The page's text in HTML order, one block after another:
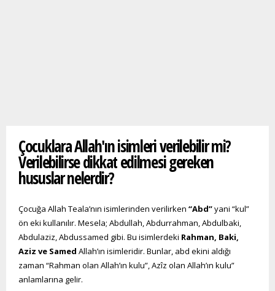
Çocuklara Allah'ın isimleri verilebilir mi?
Verilebilirse dikkat edilmesi gereken
hususlar nelerdir?
Çocuğa Allah Teala’nın isimlerinden verilirken “Abd”yani “kul”
ön eki kullanılır. Mesela; Abdullah, Abdurrahman, Abdulbaki,
Abdulaziz, Abdussamed gibi. Bu isimlerdeki Rahman, Baki,
Aziz ve Samed Allah’ın isimleridir. Bunlar, abd ekini aldığı
zaman “Rahman olan Allah’ın kulu”, Azîz olan Allah’ın kulu”
anlamlarına gelir.